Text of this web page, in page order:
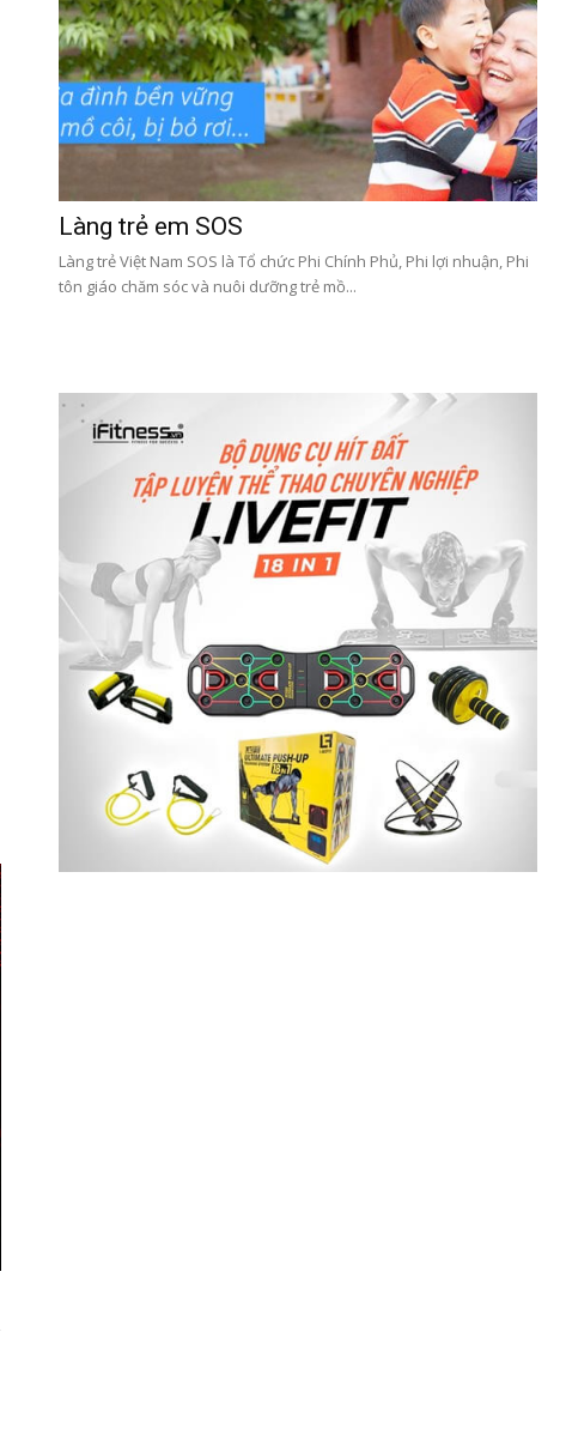
Làng trẻ em SOS
Làng trẻ Việt Nam SOS là Tổ chức Phi Chính Phủ, Phi lợi nhuận, Phi
tôn giáo chăm sóc và nuôi dưỡng trẻ mồ...